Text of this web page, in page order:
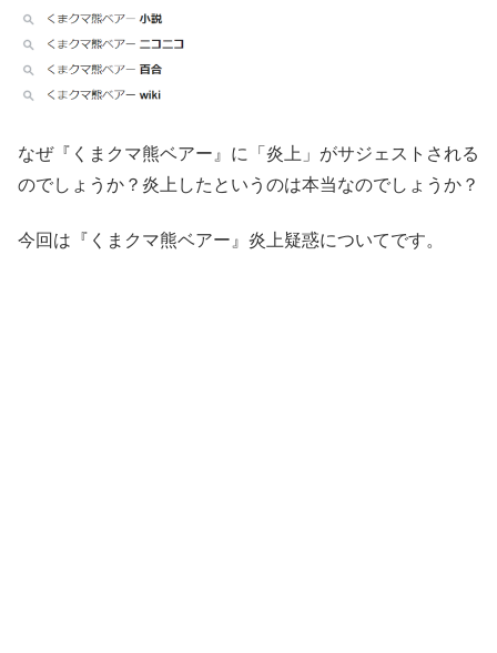
なぜ『くまクマ熊ベアー』に「炎上」がサジェストされる
のでしょうか？炎上したというのは本当なのでしょうか？
今回は『くまクマ熊ベアー』炎上疑惑についてです。